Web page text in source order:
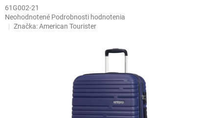
61G002-21
Priemerné
hodnotenie
Neohodnotené Podrobnosti hodnotenia
Značka:American Tourister